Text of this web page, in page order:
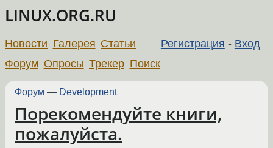
LINUX.ORG.RU
Регистрация - Вход
Новости Галерея Статьи
Форум Опросы Трекер Поиск
Форум — Development
Порекомендуйте книги,
пожалуйста.